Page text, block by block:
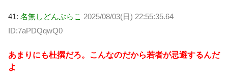
41: 名無しどんぶらこ 2025/08/03(日) 22:55:35.64
ID:7aPDQqwQ0
あまりにも杜撰だろ。こんなのだから若者が忌避するんだ
よ